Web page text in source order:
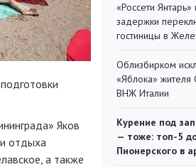
Яков
отдыха
а также
«Россети
задержки
гостиницы в
Облизбирком
«Яблока» жителя
ВНЖ Италии
Курение под
— тоже: топ-5
Пионерского в